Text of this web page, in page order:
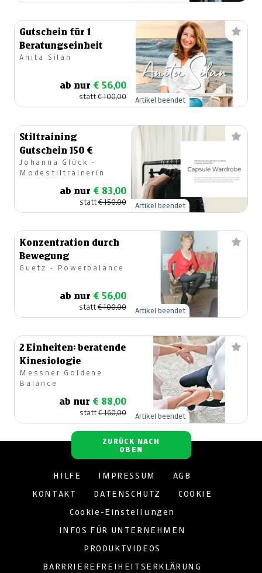
Gutschein für 1
Beratungseinheit
Anita Silan
ab nur € 56,00
statt€ 100,00 Artikel beendet
Stiltraining
Gutschein 150 €
Johanna Glück -
Modestiltrainerin
ab nur € 83,00
statt€ 150,00 Artikel beendet
Konzentration durch
Bewegung
Guetz - Powerbalance
ab nur € 56,00
statt€ 100,00 Artikel beendet
2 Einheiten: beratende
Kinesiologie
Messner Goldene
Balance
ab nur € 88,00
statt€ 160,00 Artikel beendet
ZURÜCK NACH
OBEN
HILFE IMPRESSUM AGB
KONTAKT DATENSCHUTZ COOKIE
Cookie-Einstellungen
INFOS FÜR UNTERNEHMEN
PRODUKTVIDEOS
BARRRIEREFREIHEITSERKLÄRUNG